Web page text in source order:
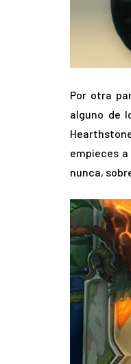
Por otra
alguno de
empieces
nunca,